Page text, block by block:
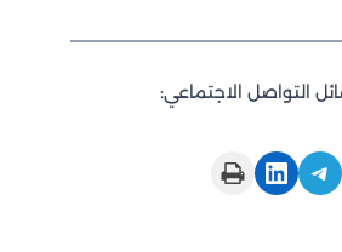
التواصل الاجتماعي:
Share on Telegram
Share on LinkedIn
Print this Page